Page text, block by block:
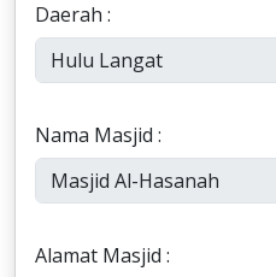
Daerah :
Nama Masjid :
Alamat Masjid :